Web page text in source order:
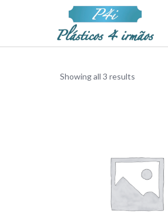
Showing all 3 results